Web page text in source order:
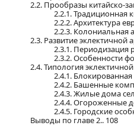
2.2. Прообразы китайско-
2.2.1. Традиционная
2.2.2. Архитектура
2.2.3. Колониальная
2.3. Развитие эклектичной
2.3.1. Периодизация
2.3.2. Особенности
2.4. Типология
2.4.1.
2.4.2. Башенные
2.4.3. Жилые дома
2.4.4. Огороженные
2.4.5. Городские
Выводы по главе 2.. 108